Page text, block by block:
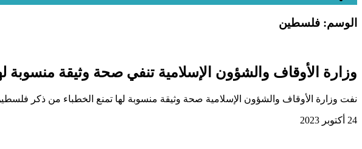
الوسم: فلسطين
وزارة الأوقاف والشؤون الإسلامية تنفي صحة وثيقة
نفت وزارة الأوقاف والشؤون الإسلامية صحة وثيقة منسوبة لها تمنع الخطباء من ذكر
24 أكتوبر 2023